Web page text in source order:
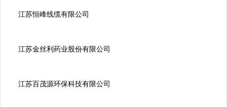
江苏恒峰线缆有限公司
江苏金丝利药业股份有限公司
江苏百茂源环保科技有限公司